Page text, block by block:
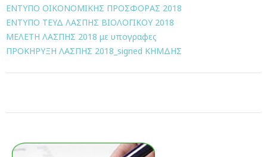
ΕΝΤΥΠΟ ΟΙΚΟΝΟΜΙΚΗΣ ΠΡΟΣΦΟΡΑΣ 2018
ΕΝΤΥΠΟ ΤΕΥΔ ΛΑΣΠΗΣ ΒΙΟΛΟΓΙΚΟΥ 2018
ΜΕΛΕΤΗ ΛΑΣΠΗΣ 2018 με υπογραφες
ΠΡΟΚΗΡΥΞΗ ΛΑΣΠΗΣ 2018_signed ΚΗΜΔΗΣ